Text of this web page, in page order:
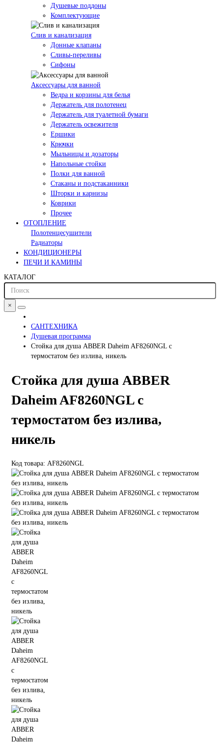
Душевые поддоны
Комплектующие
Слив и канализация
Донные клапаны
Сливы-переливы
Сифоны
Аксессуары для ванной
Ведра и корзины для белья
Держатель для полотенец
Держатель для туалетной бумаги
Держатель освежителя
Ершики
Крючки
Мыльницы и дозаторы
Напольные стойки
Полки для ванной
Стаканы и подстаканники
Шторки и карнизы
Коврики
Прочее
ОТОПЛЕНИЕ
Полотенцесушители
Радиаторы
КОНДИЦИОНЕРЫ
ПЕЧИ И КАМИНЫ
КАТАЛОГ
×
САНТЕХНИКА
Душевая программа
Стойка для душа ABBER Daheim AF8260NGL с
термостатом без излива, никель
Стойка для душа ABBER
Daheim AF8260NGL с
термостатом без излива,
никель
Код товара: AF8260NGL